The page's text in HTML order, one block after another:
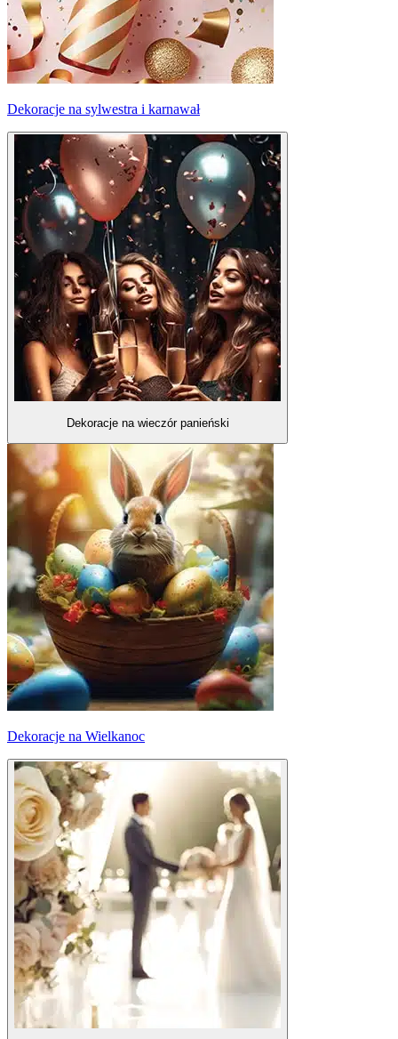
Dekoracje na sylwestra i karnawał
Dekoracje na wieczór panieński
Dekoracje na Wielkanoc